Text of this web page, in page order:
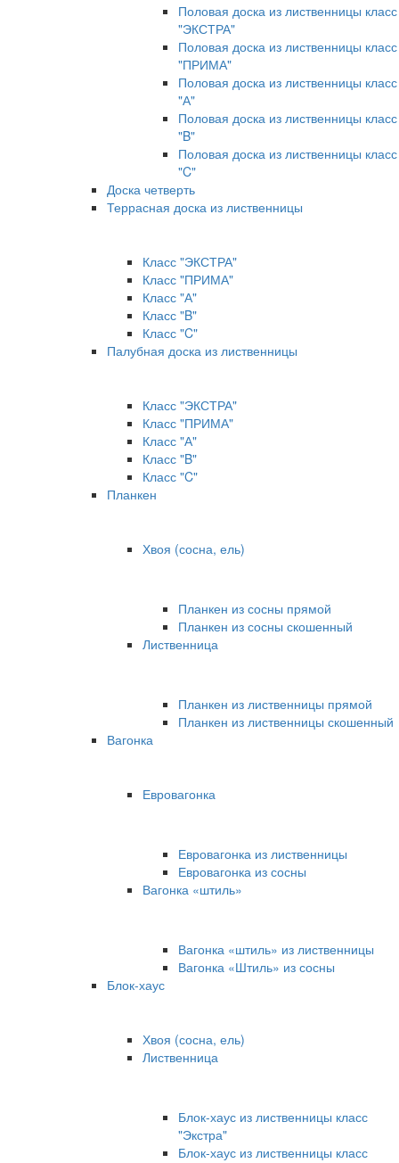
Половая доска из лиственницы класс
"ЭКСТРА"
Половая доска из лиственницы класс
"ПРИМА"
Половая доска из лиственницы класс
"А"
Половая доска из лиственницы класс
"B"
Половая доска из лиственницы класс
"C"
Доска четверть
Террасная доска из лиственницы
Класс "ЭКСТРА"
Класс "ПРИМА"
Класс "А"
Класс "B"
Класс "C"
Палубная доска из лиственницы
Класс "ЭКСТРА"
Класс "ПРИМА"
Класс "А"
Класс "B"
Класс "C"
Планкен
Хвоя (сосна, ель)
Планкен из сосны прямой
Планкен из сосны скошенный
Лиственница
Планкен из лиственницы прямой
Планкен из лиственницы скошенный
Вагонка
Евровагонка
Евровагонка из лиственницы
Евровагонка из сосны
Вагонка «штиль»
Вагонка «штиль» из лиственницы
Вагонка «Штиль» из сосны
Блок-хаус
Хвоя (сосна, ель)
Лиственница
Блок-хаус из лиственницы класс
"Экстра"
Блок-хаус из лиственницы класс